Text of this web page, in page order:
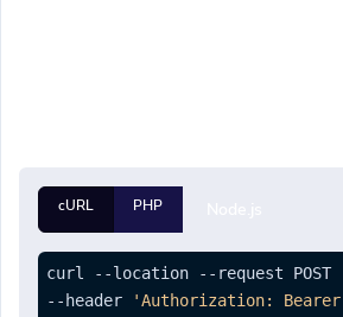
cURL PHP
curl --location --request POST
--header
'Authorization: Bearer